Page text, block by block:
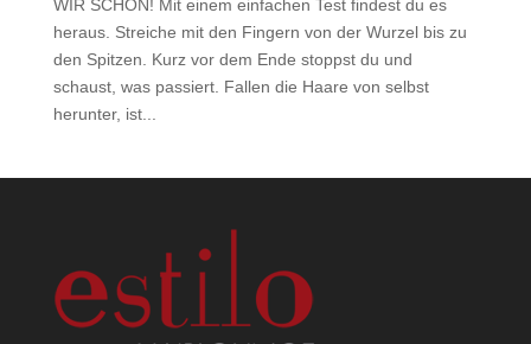
WIR SCHON! Mit einem einfachen Test findest du es
heraus. Streiche mit den Fingern von der Wurzel bis zu
den Spitzen. Kurz vor dem Ende stoppst du und
schaust, was passiert. Fallen die Haare von selbst
herunter, ist...